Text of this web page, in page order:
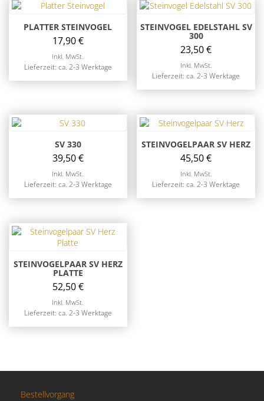
PLATTER STEINVOGEL
17,90€
Inkl. MwSt.
Lieferzeit: ca. 2-3 Werktage
STEINVOGEL EDELSTAHL SV
300
23,50€
Inkl. MwSt.
Lieferzeit: ca. 2-3 Werktage
SV 330
39,50€
Inkl. MwSt.
Lieferzeit: ca. 2-3 Werktage
STEINVOGELPAAR SV HERZ
45,50€
Inkl. MwSt.
Lieferzeit: ca. 2-3 Werktage
STEINVOGELPAAR SV HERZ
PLATTE
52,50€
Inkl. MwSt.
Lieferzeit: ca. 2-3 Werktage
Bestellvorgang